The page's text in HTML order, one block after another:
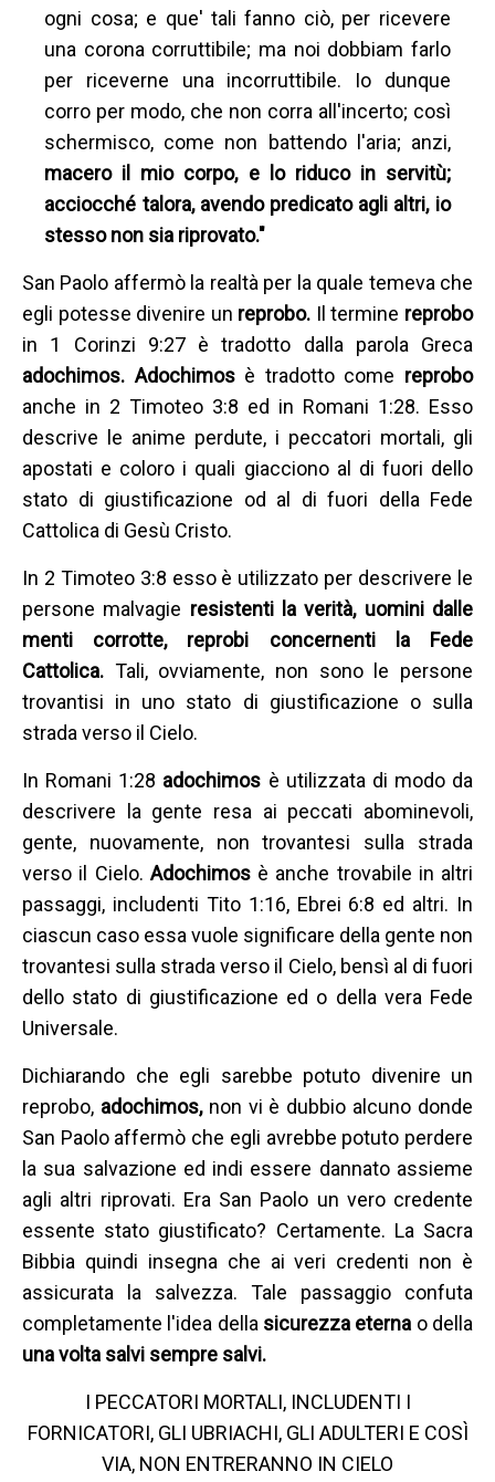
ogni cosa; e que' tali fanno ciò, per ricevere
una corona corruttibile; ma noi dobbiam farlo
per riceverne una incorruttibile. Io dunque
corro per modo, che non corra all'incerto; così
schermisco, come non battendo l'aria; anzi,
macero il mio corpo, e lo riduco in servitù;
acciocché talora, avendo predicato agli altri, io
stesso non sia riprovato."
San Paolo affermò la realtà per la quale temeva che
egli potesse divenire un reprobo. Il termine reprobo
in 1 Corinzi 9:27 è tradotto dalla parola Greca
adochimos. Adochimos è tradotto come reprobo
anche in 2 Timoteo 3:8 ed in Romani 1:28. Esso
descrive le anime perdute, i peccatori mortali, gli
apostati e coloro i quali giacciono al di fuori dello
stato di giustificazione od al di fuori della Fede
Cattolica di Gesù Cristo.
In 2 Timoteo 3:8 esso è utilizzato per descrivere le
persone malvagie resistenti la verità, uomini dalle
menti corrotte, reprobi concernenti la Fede
Cattolica. Tali, ovviamente, non sono le persone
trovantisi in uno stato di giustificazione o sulla
strada verso il Cielo.
In Romani 1:28 adochimos è utilizzata di modo da
descrivere la gente resa ai peccati abominevoli,
gente, nuovamente, non trovantesi sulla strada
verso il Cielo. Adochimosè anche trovabile in altri
passaggi, includenti Tito 1:16, Ebrei 6:8 ed altri. In
ciascun caso essa vuole significare della gente non
trovantesi sulla strada verso il Cielo, bensì al di fuori
dello stato di giustificazione ed o della vera Fede
Universale.
Dichiarando che egli sarebbe potuto divenire un
reprobo, adochimos, non vi è dubbio alcuno donde
San Paolo affermò che egli avrebbe potuto perdere
la sua salvazione ed indi essere dannato assieme
agli altri riprovati. Era San Paolo un vero credente
essente stato giustificato? Certamente. La Sacra
Bibbia quindi insegna che ai veri credenti non è
assicurata la salvezza. Tale passaggio confuta
completamente l'idea della sicurezza eterna o della
una volta salvi sempre salvi.
I PECCATORI MORTALI, INCLUDENTI I
FORNICATORI, GLI UBRIACHI, GLI ADULTERI E COSÌ
VIA, NON ENTRERANNO IN CIELO